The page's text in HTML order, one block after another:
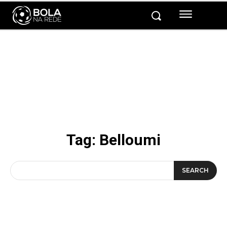
Tag: Belloumi
SEARCH